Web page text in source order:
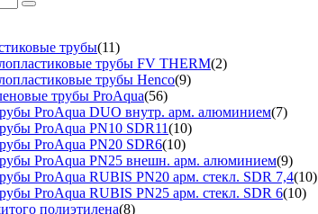
трубы(11)
трубы FV THERM(2)
трубы Henco(9)
трубы ProAqua(56)
ProAqua DUO внутр. арм. алюминием(7)
ProAqua PN10 SDR11(10)
ProAqua PN20 SDR6(10)
ProAqua PN25 внешн. арм. алюминием(9)
ProAqua RUBIS PN20 арм. стекл. SDR 7,4(10)
ProAqua RUBIS PN25 арм. стекл. SDR 6(10)
полиэтилена(8)